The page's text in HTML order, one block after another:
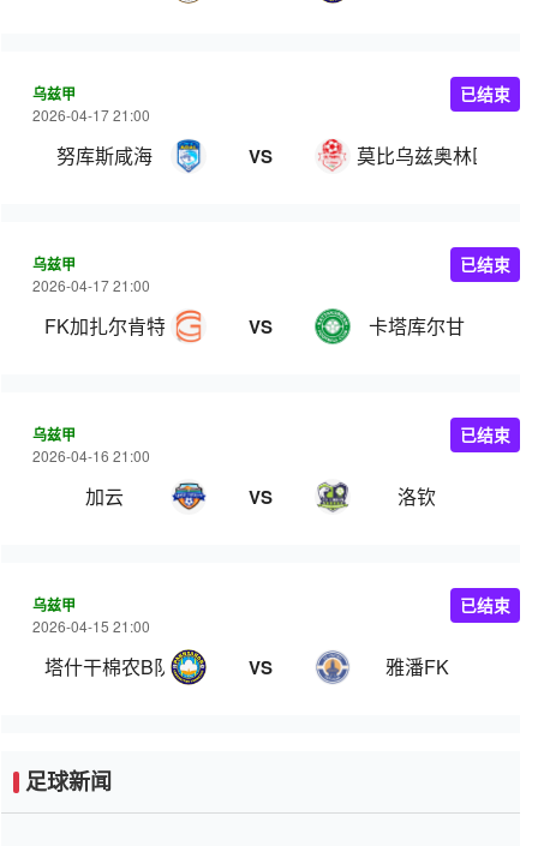
乌兹甲
2026-04-17 21:00
努库斯咸海 VS 莫比乌兹奥林匹克
已结束
乌兹甲
2026-04-17 21:00
FK加扎尔肯特 VS 卡塔库尔甘
已结束
乌兹甲
2026-04-16 21:00
加云 VS 洛钦
已结束
乌兹甲
2026-04-15 21:00
塔什干棉农B队 VS 雅潘FK
已结束
足球新闻